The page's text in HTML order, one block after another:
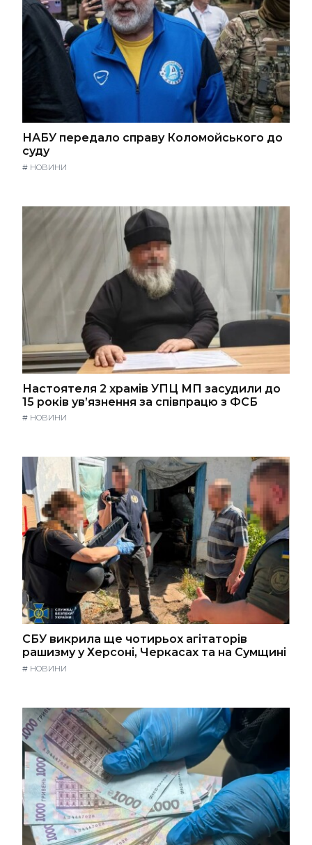
НАБУ передало справу Коломойського до
суду
# НОВИНИ
Настоятеля 2 храмів УПЦ МП засудили до
15 років ув’язнення за співпрацю з ФСБ
# НОВИНИ
СБУ викрила ще чотирьох агітаторів
рашизму у Херсоні, Черкасах та на Сумщині
# НОВИНИ